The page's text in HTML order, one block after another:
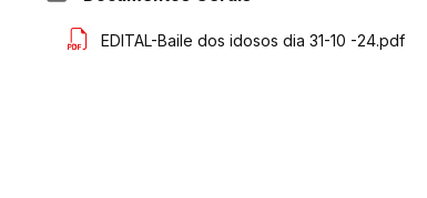
EDITAL-Baile dos idosos dia 31-10 -24.pdf